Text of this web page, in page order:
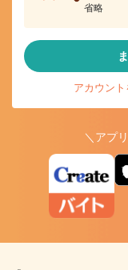
省略
アカウン
＼アプ